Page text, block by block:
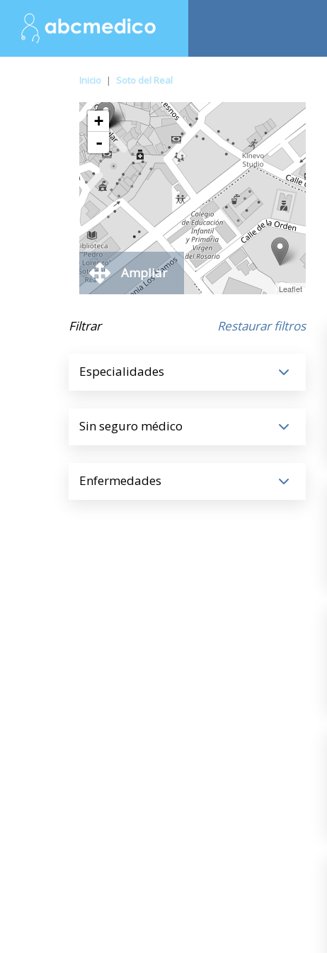
Inicio | Soto del Real
+
-
Leaflet
Ampliar
Filtrar Restaurar filtros
Especialidades
Sin seguro médico
Enfermedades